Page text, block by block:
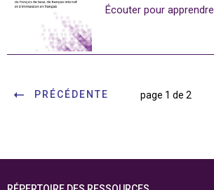
Écouter pour apprendre
PRÉCÉDENTE page 1 de 2